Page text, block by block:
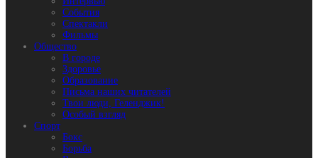
События
Спектакли
Фильмы
Общество
В городе
Здоровье
Образование
Письма наших читателей
Твои люди, Геленджик!
Особый взгляд
Спорт
Бокс
Борьба